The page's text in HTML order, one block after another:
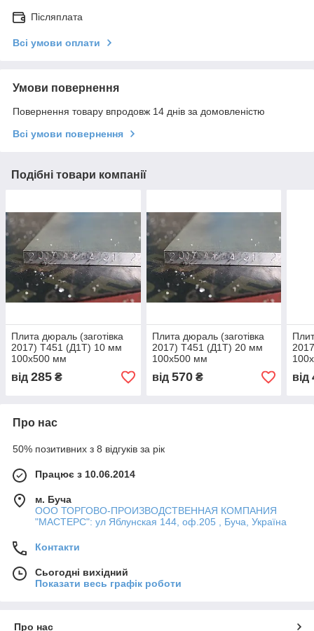
Післяплата
Всі умови оплати
Умови повернення
Повернення товару впродовж 14 днів за домовленістю
Всі умови повернення
Подібні товари компанії
Плита дюраль (заготівка
2017) T451 (Д1Т) 10 мм
100х500 мм
від 285 ₴
Плита дюраль (заготівка
2017) T451 (Д1Т) 20 мм
100х500 мм
від 570₴ від
Про нас
50% позитивних з 8 відгуків за рік
Працює з 10.06.2014
м. Буча
ООО ТОРГОВО-ПРОИЗВОДСТВЕННАЯ КОМПАНИЯ
"МАСТЕРС": ул Яблунская 144, оф.205 , Буча, Україна
Контакти
Сьогодні вихідний
Показати весь графік роботи
Про нас